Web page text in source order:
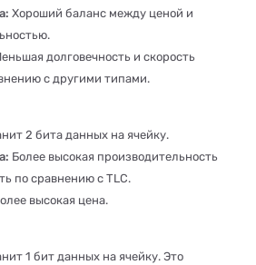
Хороший баланс между ценой и
долговечность и скорость
с другими типами.
2 бита данных на ячейку.
Более высокая производительность
по сравнению с TLC.
высокая цена.
1 бит данных на ячейку. Это